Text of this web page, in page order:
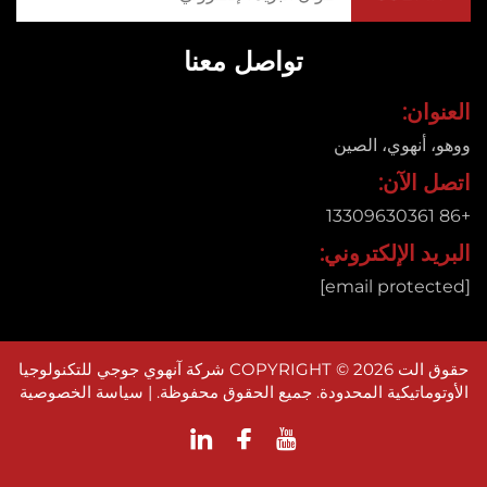
تواصل معنا
أنهوي، الصين
الآن:
الإلكتروني:
حقوق الت COPYRIGHT © 2026 شركة آنهوي جوجي للتكنولوجيا
المحدودة. جميع الحقوق محفوظة. |سياسة الخصوصية